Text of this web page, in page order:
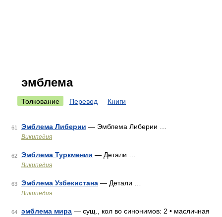
эмблема
Толкование Перевод Книги
61 Эмблема Либерии — Эмблема Либерии …
Википедия
62 Эмблема Туркмении — Детали …
Википедия
63 Эмблема Узбекистана — Детали …
Википедия
64 эмблема мира — сущ., кол во синонимов: 2 • масличная